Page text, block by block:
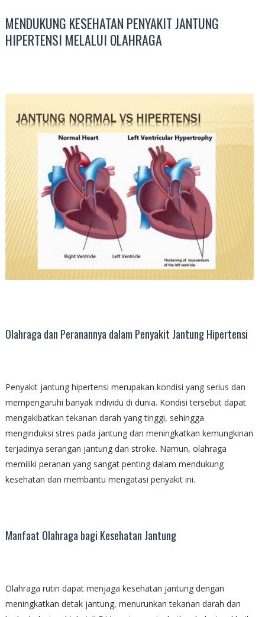
MENDUKUNG KESEHATAN PENYAKIT JANTUNG
HIPERTENSI MELALUI OLAHRAGA
Olahraga dan Peranannya dalam Penyakit Jantung Hipertensi
Penyakit jantung hipertensi merupakan kondisi yang serius dan
mempengaruhi banyak individu di dunia. Kondisi tersebut dapat
mengakibatkan tekanan darah yang tinggi, sehingga
menginduksi stres pada jantung dan meningkatkan kemungkinan
terjadinya serangan jantung dan stroke. Namun, olahraga
memiliki peranan yang sangat penting dalam mendukung
kesehatan dan membantu mengatasi penyakit ini.
Manfaat Olahraga bagi Kesehatan Jantung
Olahraga rutin dapat menjaga kesehatan jantung dengan
meningkatkan detak jantung, menurunkan tekanan darah dan